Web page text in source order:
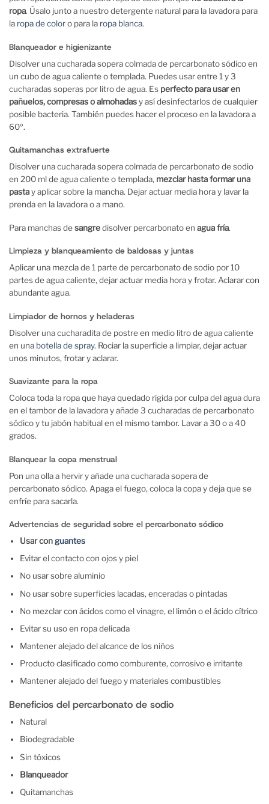
ropa. Úsalo junto a nuestro detergente natural para la lavadora para
la ropa de coloro para la ropa blanca.
Blanqueador e higienizante
Disolver una cucharada sopera colmada de percarbonato sódico en
un cubo de agua caliente o templada. Puedes usar entre 1 y 3
cucharadas soperas por litro de agua. Es perfecto para usar en
pañuelos, compresas o almohadasy así desinfectarlos de cualquier
posible bacteria. También puedes hacer el proceso en la lavadora a
60º.
Quitamanchas extrafuerte
Disolver una cucharada sopera colmada de percarbonato de sodio
en 200 ml de agua caliente o templada, mezclar hasta formar una
pastay aplicar sobre la mancha. Dejar actuar media hora y lavar la
prenda en la lavadora o a mano.
Para manchas desangredisolver percarbonato en agua fría.
Limpieza y blanqueamiento de baldosas y juntas
Aplicar una mezcla de 1 parte de percarbonato de sodio por 10
partes de agua caliente, dejar actuar media hora y frotar. Aclarar con
abundante agua.
Limpiador de hornos y heladeras
Disolver una cucharadita de postre en medio litro de agua caliente
en una botella de spray. Rociar la superficie a limpiar, dejar actuar
unos minutos, frotar y aclarar.
Suavizante para la ropa
Coloca toda la ropa que haya quedado rígida por culpa del agua dura
en el tambor de la lavadora y añade 3 cucharadas de percarbonato
sódico y tu jabón habitual en el mismo tambor. Lavar a 30 o a 40
grados.
Blanquear la copa menstrual
Pon una olla a hervir y añade una cucharada sopera de
percarbonato sódico. Apaga el fuego, coloca la copa y deja que se
enfríe para sacarla.
Advertencias de seguridad sobre el percarbonato sódico
Usar con guantes
Evitar el contacto con ojos y piel
No usar sobre aluminio
No usar sobre superficies lacadas, enceradas o pintadas
No mezclar con ácidos como el vinagre, el limón o el ácido cítrico
Evitar su uso en ropa delicada
Mantener alejado del alcance de los niños
Producto clasificado como comburente, corrosivo e irritante
Mantener alejado del fuego y materiales combustibles
Beneficios del percarbonato de sodio
Natural
Biodegradable
Sin tóxicos
Blanqueador
Quitamanchas